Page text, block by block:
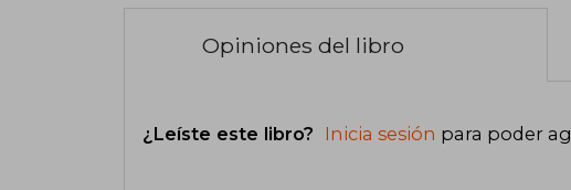
Opiniones del libro
¿Leíste este libro? Inicia sesión para poder